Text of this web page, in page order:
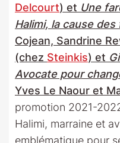
Delcourt) et Une
Halimi, la cause des
Cojean, Sandrine
(chez Steinkis) et
Avocate pour
Yves Le Naour et
promotion 2021-
Halimi, marraine et
emblématique pour